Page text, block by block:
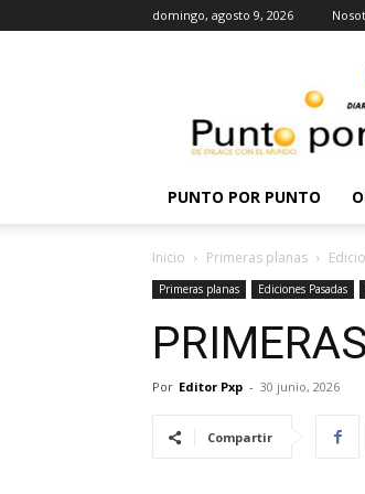
domingo, agosto 9, 2026
PUNTO POR PUNTO
Inicio Primeras planas
Primeras planas Ediciones Pasadas
Por Editor Pxp - 30 junio, 2026
Compartir